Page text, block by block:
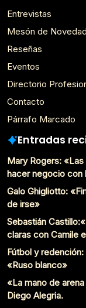
Entrevistas
Mesón de
Reseñas
Eventos
Directorio
Contacto
Párrafo Marcado
Entradas
Mary Rogers:
hacer negocio con
Galo Ghigliotto:
de irse»
Sebastián
claras con Camile
Fútbol y
«Ruso blanco»
«La mano de
Diego Alegria.